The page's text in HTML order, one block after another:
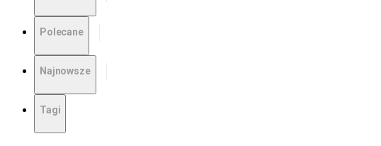
Polecane
Najnowsze
Tagi